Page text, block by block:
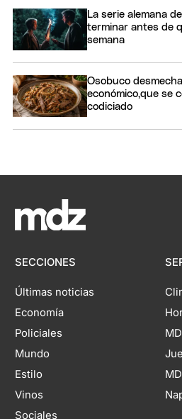
La serie alemana
terminar antes de
semana
Osobuco
económico,que se
codiciado
SECCIONES
Últimas noticias
Economía
Policiales
Mundo
Estilo
Vinos
Sociales